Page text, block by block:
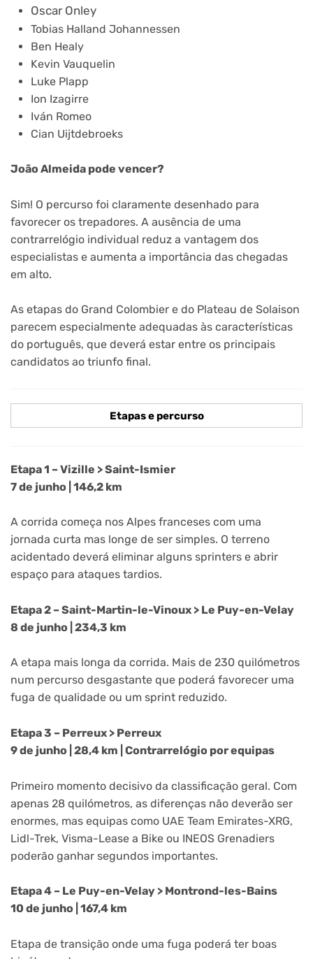
Oscar Onley
Tobias Halland Johannessen
Ben Healy
Kevin Vauquelin
Luke Plapp
Ion Izagirre
Iván Romeo
Cian Uijtdebroeks
João Almeida pode vencer?
Sim! O percurso foi claramente desenhado para
favorecer os trepadores. A ausência de uma
contrarrelógio individual reduz a vantagem dos
especialistas e aumenta a importância das chegadas
em alto.
As etapas do Grand Colombier e do Plateau de Solaison
parecem especialmente adequadas às características
do português, que deverá estar entre os principais
candidatos ao triunfo final.
Etapas e percurso
Etapa 1 – Vizille > Saint-Ismier
7 de junho | 146,2 km
A corrida começa nos Alpes franceses com uma
jornada curta mas longe de ser simples. O terreno
acidentado deverá eliminar alguns sprinters e abrir
espaço para ataques tardios.
Etapa 2 – Saint-Martin-le-Vinoux > Le Puy-en-Velay
8 de junho | 234,3 km
A etapa mais longa da corrida. Mais de 230 quilómetros
num percurso desgastante que poderá favorecer uma
fuga de qualidade ou um sprint reduzido.
Etapa 3 – Perreux > Perreux
9 de junho | 28,4 km | Contrarrelógio por equipas
Primeiro momento decisivo da classificação geral. Com
apenas 28 quilómetros, as diferenças não deverão ser
enormes, mas equipas como UAE Team Emirates-XRG,
Lidl-Trek, Visma-Lease a Bike ou INEOS Grenadiers
poderão ganhar segundos importantes.
Etapa 4 – Le Puy-en-Velay > Montrond-les-Bains
10 de junho | 167,4 km
Etapa de transição onde uma fuga poderá ter boas